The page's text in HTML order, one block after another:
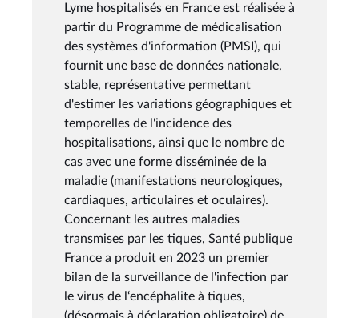
Lyme hospitalisés en France est réalisée à
partir du Programme de médicalisation
des systèmes d'information (PMSI), qui
fournit une base de données nationale,
stable, représentative permettant
d'estimer les variations géographiques et
temporelles de l'incidence des
hospitalisations, ainsi que le nombre de
cas avec une forme disséminée de la
maladie (manifestations neurologiques,
cardiaques, articulaires et oculaires).
Concernant les autres maladies
transmises par les tiques, Santé publique
France a produit en 2023 un premier
bilan de la surveillance de l'infection par
le virus de l‘encéphalite à tiques,
(désormais à déclaration obligatoire) de